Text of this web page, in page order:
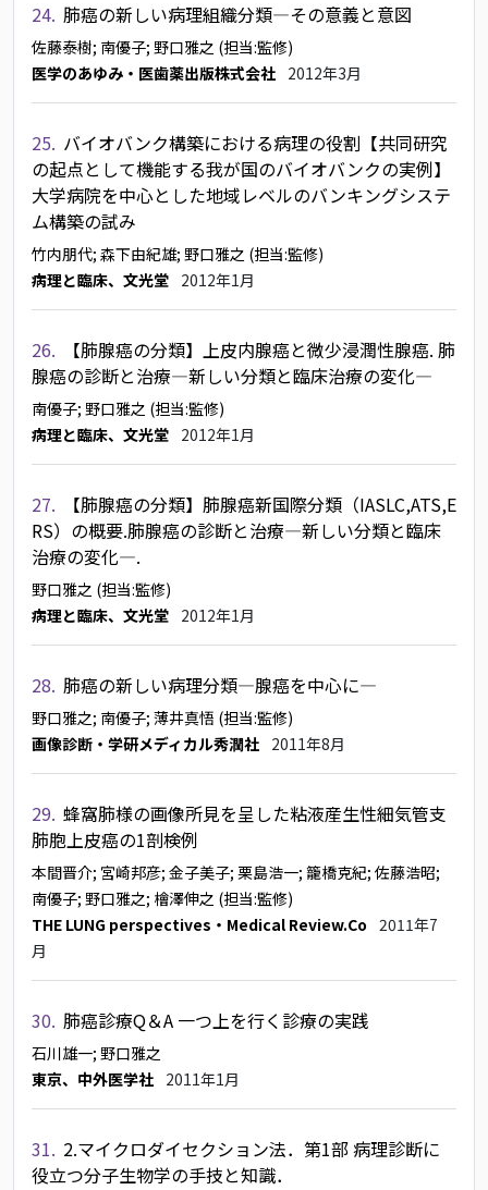
24. 肺癌の新しい病理組織分類―その意義と意図
佐藤泰樹; 南優子; 野口雅之 (担当:監修)
医学のあゆみ・医歯薬出版株式会社 2012年3月
25. バイオバンク構築における病理の役割【共同研究
の起点として機能する我が国のバイオバンクの実例】
大学病院を中心とした地域レベルのバンキングシステ
ム構築の試み
竹内朋代; 森下由紀雄; 野口雅之 (担当:監修)
病理と臨床、文光堂 2012年1月
26.
【肺腺癌の分類】上皮内腺癌と微少浸潤性腺癌. 肺
腺癌の診断と治療―新しい分類と臨床治療の変化―
南優子; 野口雅之 (担当:監修)
病理と臨床、文光堂 2012年1月
27.
【肺腺癌の分類】肺腺癌新国際分類（IASLC,ATS,E
RS）の概要.肺腺癌の診断と治療―新しい分類と臨床
治療の変化―.
野口雅之 (担当:監修)
病理と臨床、文光堂 2012年1月
28. 肺癌の新しい病理分類―腺癌を中心に―
野口雅之; 南優子; 薄井真悟 (担当:監修)
画像診断・学研メディカル秀潤社 2011年8月
29. 蜂窩肺様の画像所見を呈した粘液産生性細気管支
肺胞上皮癌の1剖検例
本間晋介; 宮崎邦彦; 金子美子; 栗島浩一; 籠橋克紀; 佐藤浩昭;
南優子; 野口雅之; 檜澤伸之 (担当:監修)
THE LUNG perspectives・Medical Review.Co 2011年7
月
30. 肺癌診療Q＆A 一つ上を行く診療の実践
石川雄一; 野口雅之
東京、中外医学社 2011年1月
31. 2.マイクロダイセクション法．第1部 病理診断に
役立つ分子生物学の手技と知識．